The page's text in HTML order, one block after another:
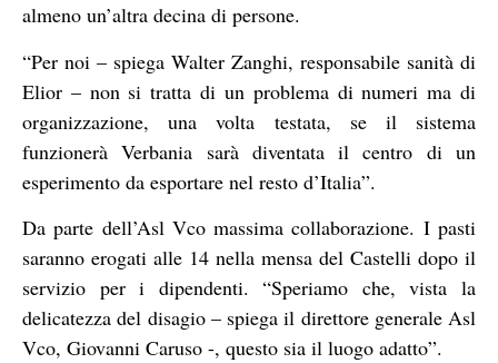
almeno un’altra decina di persone.
“Per noi – spiega Walter Zanghi, responsabile sanità di
Elior – non si tratta di un problema di numeri ma di
organizzazione, una volta testata, se il sistema
funzionerà Verbania sarà diventata il centro di un
esperimento da esportare nel resto d’Italia”.
Da parte dell’Asl Vco massima collaborazione. I pasti
saranno erogati alle 14 nella mensa del Castelli dopo il
servizio per i dipendenti. “Speriamo che, vista la
delicatezza del disagio – spiega il direttore generale Asl
Vco, Giovanni Caruso -, questo sia il luogo adatto”.